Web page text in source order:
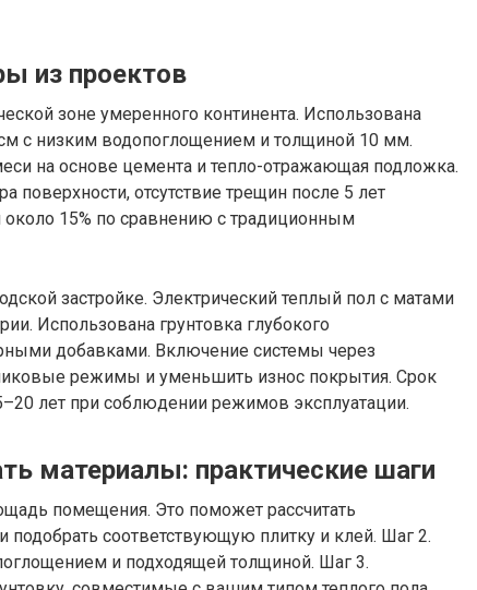
из проектов
зоне умеренного континента. Использована
с низким водопоглощением и толщиной 10 мм.
на основе цемента и тепло-отражающая подложка.
поверхности, отсутствие трещин после 5 лет
около 15% по сравнению с традиционным
застройке. Электрический теплый пол с матами
Использована грунтовка глубокого
добавками. Включение системы через
режимы и уменьшить износ покрытия. Срок
лет при соблюдении режимов эксплуатации.
материалы: практические шаги
помещения. Это поможет рассчитать
подобрать соответствующую плитку и клей. Шаг 2.
и подходящей толщиной. Шаг 3.